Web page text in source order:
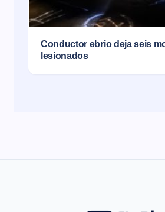
Conductor ebrio deja seis
lesionados